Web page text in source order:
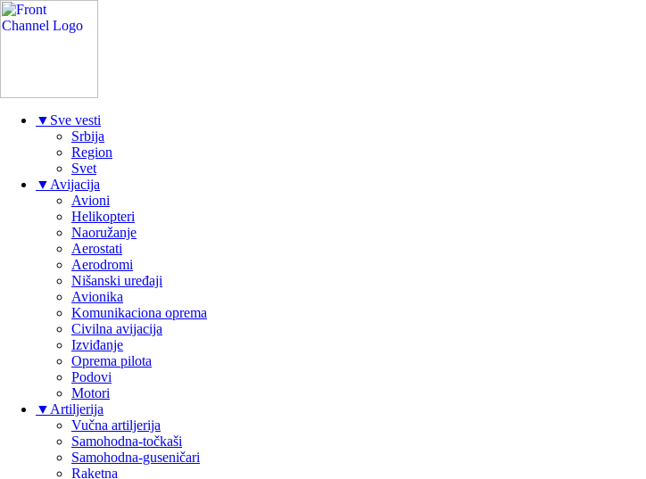
▼ Sve vesti
Srbija
Region
Svet
▼ Avijacija
Avioni
Helikopteri
Naoružanje
Aerostati
Aerodromi
Nišanski uređaji
Avionika
Komunikaciona oprema
Civilna avijacija
Izviđanje
Oprema pilota
Podovi
Motori
▼ Artiljerija
Vučna artiljerija
Samohodna-točkaši
Samohodna-guseničari
Raketna